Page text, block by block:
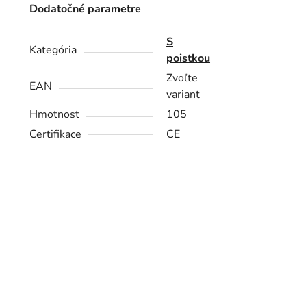
Dodatočné parametre
Kategória
S
poistkou
EAN
Zvoľte
variant
Hmotnost
105
Certifikace
CE